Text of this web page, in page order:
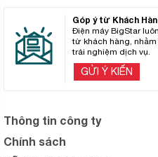
Góp ý từ Khách
Điện máy BigStar
từ khách hàng,
trải nghiệm dịch vụ.
GỬI Ý KIẾN
Thông tin công ty
Chính sách